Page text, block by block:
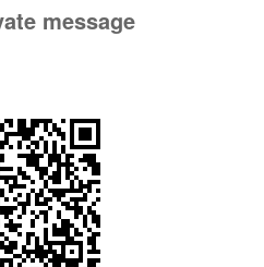
message